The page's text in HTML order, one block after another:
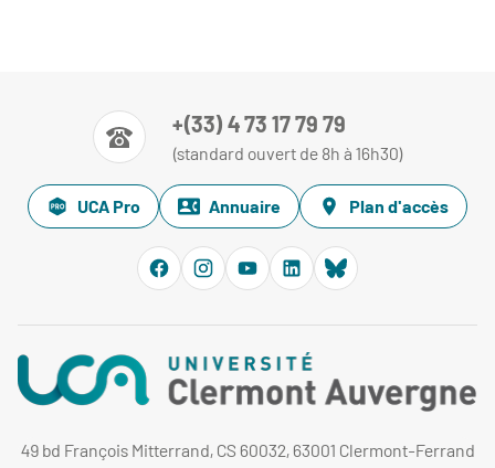
+(33) 4 73 17 79 79
(standard ouvert de 8h à 16h30)
UCA Pro Annuaire Plan d'accès
49 bd François Mitterrand, CS 60032, 63001 Clermont-Ferrand